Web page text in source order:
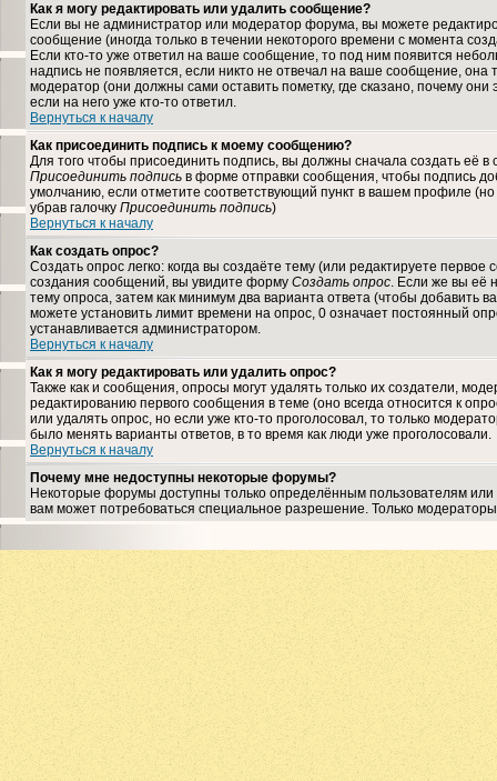
Как я могу редактировать или удалить сообщение?
Если вы не администратор или модератор форума, вы можете
сообщение (иногда только в течении некоторого времени с момента
Если кто-то уже ответил на ваше сообщение, то под ним появится
надпись не появляется, если никто не отвечал на ваше сообщение,
модератор (они должны сами оставить пометку, где сказано, почему
если на него уже кто-то ответил.
Вернуться к началу
Как присоединить подпись к моему сообщению?
Для того чтобы присоединить подпись, вы должны сначала создать её
Присоединить подпись в форме отправки сообщения, чтобы подпись
умолчанию, если отметите соответствующий пункт в вашем профиле
убрав галочку Присоединить подпись)
Вернуться к началу
Как создать опрос?
Создать опрос легко: когда вы создаёте тему (или редактируете
создания сообщений, вы увидите форму Создать опрос. Если же вы её
тему опроса, затем как минимум два варианта ответа (чтобы добавить
можете установить лимит времени на опрос, 0 означает постоянный
устанавливается администратором.
Вернуться к началу
Как я могу редактировать или удалить опрос?
Также как и сообщения, опросы могут удалять только их создатели,
редактированию первого сообщения в теме (оно всегда относится к
или удалять опрос, но если уже кто-то проголосовал, то только
было менять варианты ответов, в то время как люди уже проголосовали.
Вернуться к началу
Почему мне недоступны некоторые форумы?
Некоторые форумы доступны только определённым пользователям
вам может потребоваться специальное разрешение. Только